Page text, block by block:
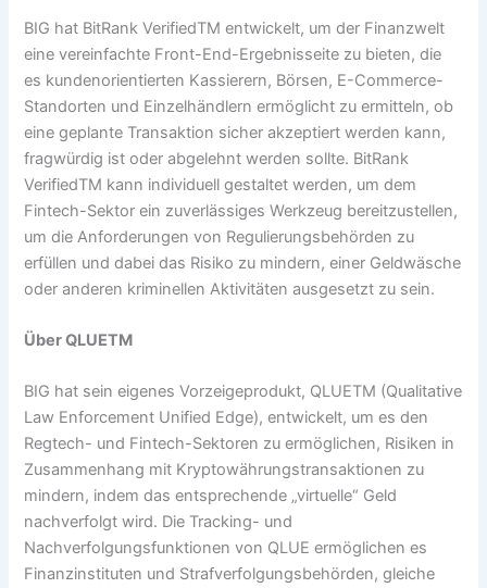
BIG hat BitRank VerifiedTM entwickelt, um der Finanzwelt
eine vereinfachte Front-End-Ergebnisseite zu bieten, die
es kundenorientierten Kassierern, Börsen, E-Commerce-
Standorten und Einzelhändlern ermöglicht zu ermitteln, ob
eine geplante Transaktion sicher akzeptiert werden kann,
fragwürdig ist oder abgelehnt werden sollte. BitRank
VerifiedTM kann individuell gestaltet werden, um dem
Fintech-Sektor ein zuverlässiges Werkzeug bereitzustellen,
um die Anforderungen von Regulierungsbehörden zu
erfüllen und dabei das Risiko zu mindern, einer Geldwäsche
oder anderen kriminellen Aktivitäten ausgesetzt zu sein.
Über QLUETM
BIG hat sein eigenes Vorzeigeprodukt, QLUETM (Qualitative
Law Enforcement Unified Edge), entwickelt, um es den
Regtech- und Fintech-Sektoren zu ermöglichen, Risiken in
Zusammenhang mit Kryptowährungstransaktionen zu
mindern, indem das entsprechende „virtuelle“ Geld
nachverfolgt wird. Die Tracking- und
Nachverfolgungsfunktionen von QLUE ermöglichen es
Finanzinstituten und Strafverfolgungsbehörden, gleiche